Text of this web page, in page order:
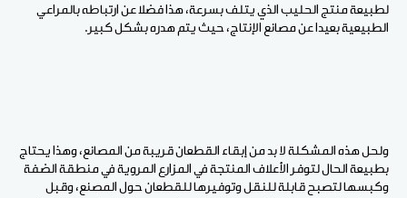
لطبيعة منتج الحليب الذي يتلف بسرعة، هذا فضلا عن ارتباطه بالمراعي
الطبيعية بعيدا عن مصانع الإنتاج، حيث يتم هدره بشكل كبير.
ولحل هذه المشكلة لا بد من إبقاء القطعان قريبة من المصانع، وهذا يحتاج
بطبيعة الحال لتوفر الأعلاف المنتجة في المزارع المروية في منطقة الضفة
وكبسها لتصبح قابلة للنقل وتوفيرها للقطعان حول المصنع، وقبل